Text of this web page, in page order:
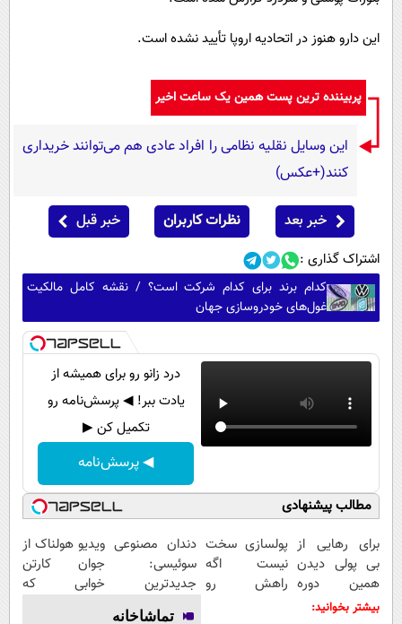
این دارو هنوز در اتحادیه اروپا تأیید نشده است.
پربیننده ترین پست همین یک ساعت اخیر
این وسایل نقلیه نظامی را افراد عادی هم می‌توانند خریداری
کنند(+عکس)
خبر بعد نظرات کاربران خبر قبل
اشتراک گذاری :
کدام برند برای کدام شرکت است؟ / نقشه کامل مالکیت
غول‌های خودروسازی جهان
درد زانو رو برای همیشه از
یادت ببر! ◀ پرسش‌نامه رو
تکمیل کن ▶
◀ پرسش‌نامه
مطالب پیشنهادی
برای رهایی از
بی پولی دیدن
همین دوره
رایگان کافیه!
پولسازی سخت
نیست اگه
راهش رو
دندان مصنوعی
سوئیسی:
جدیدترین
فناوری اروپا،
ویدیو هولناک از
جوان کارتن
خوابی که
بیشتر بخوانید: تماشاخانه